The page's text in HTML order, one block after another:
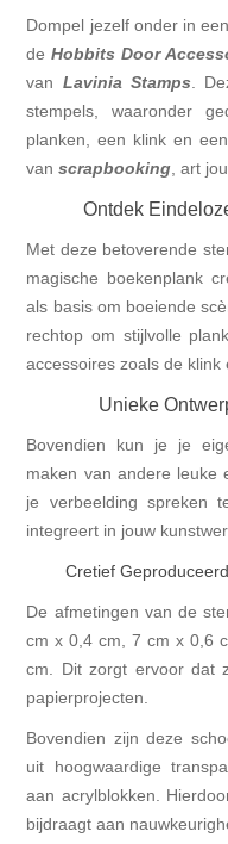
Dompel jezelf onder in
deHobbits Door
van Lavinia Stamps.
stempels, waaronder
planken, een klink en
vanscrapbooking, art
Ontdek
Met deze betoverende
magische boekenplank
als basis om boeiende
rechtop om stijlvolle
accessoires zoals de klink
Unieke
Bovendien kun je je
maken van andere leuke
je verbeelding spreken
integreert in jouw
Cretief
De afmetingen van de
cm x 0,4 cm, 7 cm x 0,6
cm. Dit zorgt ervoor dat
papierprojecten.
Bovendien zijn deze
uit hoogwaardige
aan acrylblokken.
bijdraagt aan